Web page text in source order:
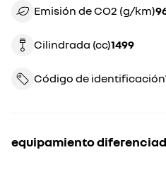
Emisión de CO2 (g/km)
Cilindrada (cc) 1499
Código de identificación
equipamiento